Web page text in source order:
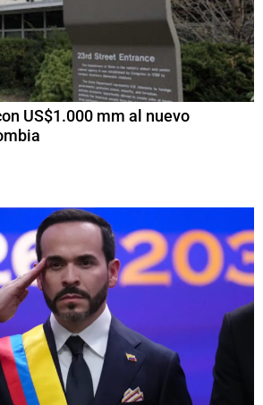
US$1.000 mm al nuevo